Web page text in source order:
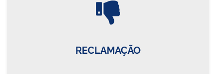
RECLAMAÇÃO